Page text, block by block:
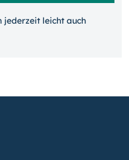
jeder­zeit leicht auch